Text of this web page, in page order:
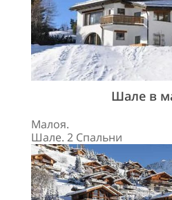
Шале в
Малоя.
Шале. 2 Спальни